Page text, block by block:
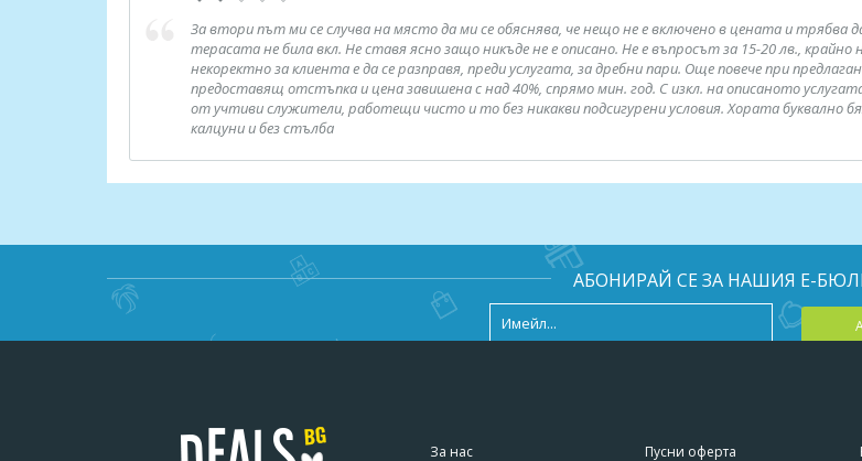
За втори път ми се случва на място да ми се обяснява, че нещо не е включено в цената и трябва
терасата не била вкл. Не ставя ясно защо никъде не е описано. Не е въпросът за 15-20 лв., крайно
некоректно за клиента е да се разправя, преди услугата, за дребни пари. Още повече при
предоставящ отстъпка и цена завишена с над 40%, спрямо мин. год. С изкл. на описаното
от учтиви служители, работещи чисто и то без никакви подсигурени условия. Хората буквално
калцуни и без стълба
АБОНИРАЙ СЕ ЗА НАШИЯ Е-
За нас Пусни оферта